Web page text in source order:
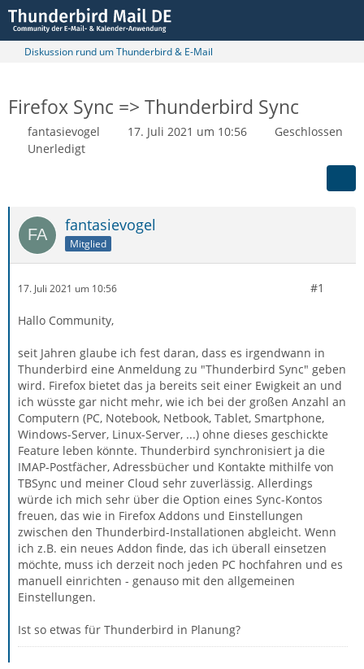
Diskussion rund um Thunderbird & E-Mail
Firefox Sync => Thunderbird Sync
fantasievogel 17. Juli 2021 um 10:56
Geschlossen
Unerledigt
fantasievogel
Mitglied
17. Juli 2021 um 10:56 #1
Hallo Community,
seit Jahren glaube ich fest daran, dass es irgendwann in
Thunderbird eine Anmeldung zu "Thunderbird Sync" geben
wird. Firefox bietet das ja bereits seit einer Ewigkeit an und
ich wüsste gar nicht mehr, wie ich bei der großen Anzahl an
Computern (PC, Notebook, Netbook, Tablet, Smartphone,
Windows-Server, Linux-Server, ...) ohne dieses geschickte
Feature leben könnte. Thunderbird synchronisiert ja die
IMAP-Postfächer, Adressbücher und Kontakte mithilfe von
TBSync und meiner Cloud sehr zuverlässig. Allerdings
würde ich mich sehr über die Option eines Sync-Kontos
freuen, das wie in Firefox Addons und Einstellungen
zwischen den Thunderbird-Installationen abgleicht. Wenn
ich z.B. ein neues Addon finde, das ich überall einsetzen
möchte, muss ich derzeit noch jeden PC hochfahren und es
manuell einrichten - genauso mit den allgemeinen
Einstellungen.
Ist so etwas für Thunderbird in Planung?